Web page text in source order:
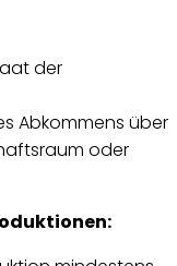
der
Abkommens über
oder